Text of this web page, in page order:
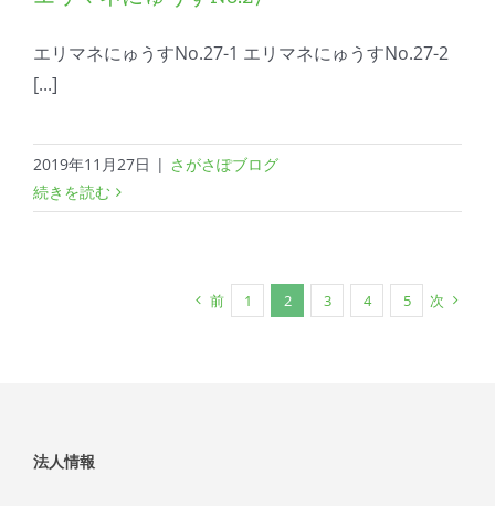
エリマネにゅうすNo.27-1 エリマネにゅうすNo.27-2
[...]
2019年11月27日 | さがさぽブログ
続きを読む
前 1 2 3 4 5 次
法人情報